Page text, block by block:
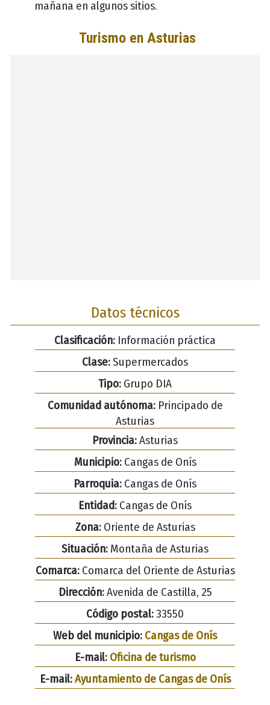
mañana en algunos sitios.
Datos técnicos
Clasificación: Información práctica
Clase:Supermercados
Tipo: Grupo DIA
Comunidad autónoma:Principado de
Asturias
Provincia:Asturias
Municipio:Cangas de Onís
Parroquia: Cangas de Onís
Entidad: Cangas de Onís
Zona:Oriente de Asturias
Situación: Montaña de Asturias
Comarca:Comarca del Oriente de Asturias
Dirección:Avenida de Castilla, 25
Código postal:33550
Web del municipio: Cangas de Onís
E-mail: Oficina de turismo
E-mail:Ayuntamiento de Cangas de Onís